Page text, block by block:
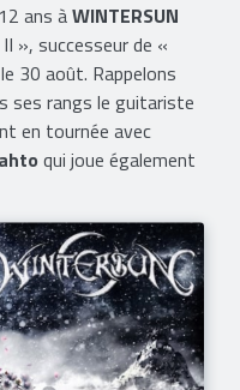
ans àWINTERSUN
», successeur de «
30 août. Rappelons
ses rangs le guitariste
en tournée avec
qui joue également